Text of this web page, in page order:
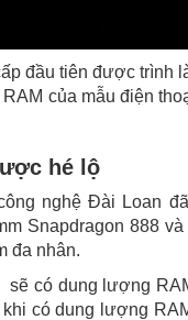
đầu tiên được trình
của mẫu điện
hé lộ
nghệ Đài Loan
Snapdragon 888
đa nhân.
có dung lượng
có dung lượng